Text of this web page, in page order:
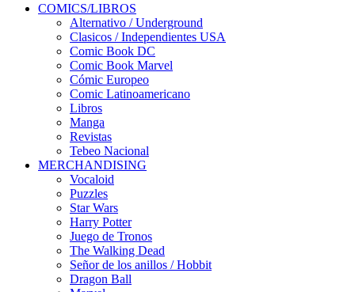
COMICS/LIBROS
Alternativo / Underground
Clasicos / Independientes USA
Comic Book DC
Comic Book Marvel
Cómic Europeo
Comic Latinoamericano
Libros
Manga
Revistas
Tebeo Nacional
MERCHANDISING
Vocaloid
Puzzles
Star Wars
Harry Potter
Juego de Tronos
The Walking Dead
Señor de los anillos / Hobbit
Dragon Ball